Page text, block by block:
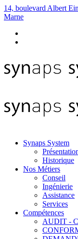
14, boulevard Albert
Marne
Synaps System
Historique
Nos Métiers
Conseil
Ingénierie
Assistance
Services
Compétences
AUDIT -